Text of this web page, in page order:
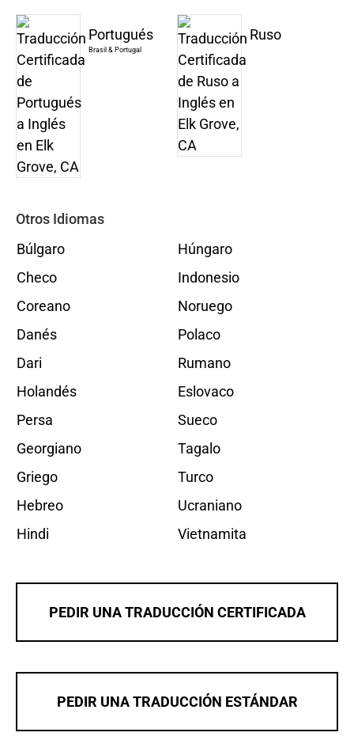
Portugués
Brasil & Portugal
Ruso
Otros Idiomas
Búlgaro
Checo
Coreano
Danés
Dari
Holandés
Persa
Georgiano
Griego
Hebreo
Hindi
Húngaro
Indonesio
Noruego
Polaco
Rumano
Eslovaco
Sueco
Tagalo
Turco
Ucraniano
Vietnamita
PEDIR UNA TRADUCCIÓN CERTIFICADA
PEDIR UNA TRADUCCIÓN ESTÁNDAR